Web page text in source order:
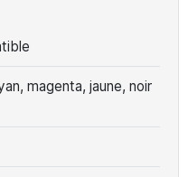
magenta, jaune, noir